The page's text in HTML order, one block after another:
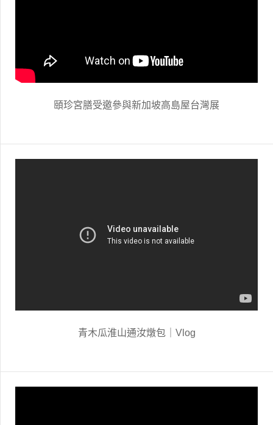
頤珍宮膳受邀參與新加坡高島屋台灣展
青木瓜淮山通汝燉包｜Vlog